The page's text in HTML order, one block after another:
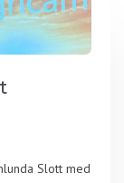
Slott med